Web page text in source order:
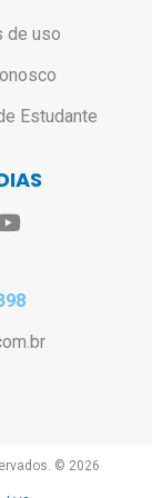
de uso
Estudante
© 2026